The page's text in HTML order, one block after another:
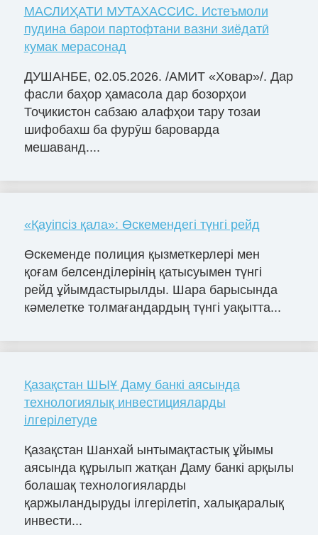
МАСЛИҲАТИ МУТАХАССИС. Истеъмоли
пудина барои партофтани вазни зиёдатӣ
кумак мерасонад
ДУШАНБЕ, 02.05.2026. /АМИТ «Ховар»/. Дар
фасли баҳор ҳамасола дар бозорҳои
Тоҷикистон сабзаю алафҳои тару тозаи
шифобахш ба фурӯш бароварда
мешаванд....
«Қауіпсіз қала»: Өскемендегі түнгі рейд
Өскеменде полиция қызметкерлері мен
қоғам белсенділерінің қатысуымен түнгі
рейд ұйымдастырылды. Шара барысында
кәмелетке толмағандардың түнгі уақытта...
Қазақстан ШЫҰ Даму банкі аясында
технологиялық инвестицияларды
ілгерілетуде
Қазақстан Шанхай ынтымақтастық ұйымы
аясында құрылып жатқан Даму банкі арқылы
болашақ технологияларды
қаржыландыруды ілгерілетіп, халықаралық
инвести...